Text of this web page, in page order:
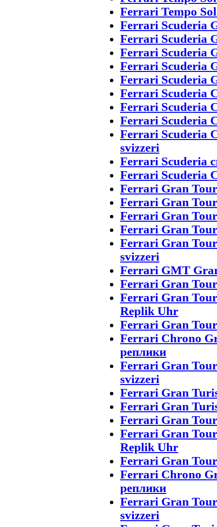
Ferrari Tempo
Ferrari Scuderia
Ferrari Scuderia
Ferrari Scuderia
Ferrari Scuderia
Ferrari Scuderia
Ferrari Scuderia
Ferrari Scuderia
Ferrari Scuderia
Ferrari Scuderia
svizzeri
Ferrari Scuderia
Ferrari Scuderia
Ferrari Gran
Ferrari Gran
Ferrari Gran
Ferrari Gran
Ferrari Gran
svizzeri
Ferrari GMT
Ferrari Gran
Ferrari Gran
Replik Uhr
Ferrari Gran
Ferrari Chrono
реплики
Ferrari Gran
svizzeri
Ferrari Gran
Ferrari Gran
Ferrari Gran
Ferrari Gran
Replik Uhr
Ferrari Gran
Ferrari Chrono
реплики
Ferrari Gran
svizzeri